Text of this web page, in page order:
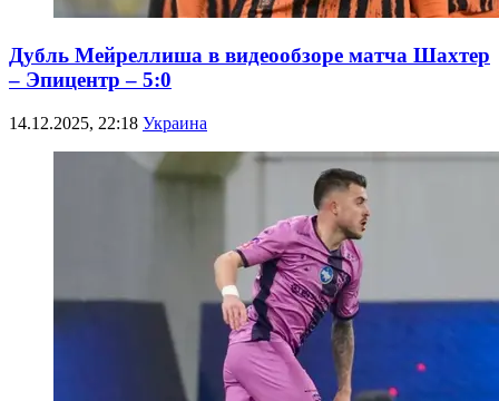
Дубль Мейреллиша в видеообзоре матча Шахтер
– Эпицентр – 5:0
14.12.2025, 22:18 Украина